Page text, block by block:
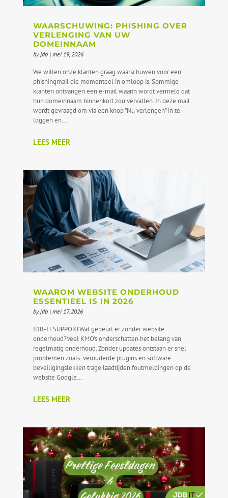
WAARSCHUWING: PHISHING OVER
VERLENGING VAN UW
DOMEINNAAM
byjdb| mei 19, 2026
We willen onze klanten graag waarschuwen voor een
phishingmail die momenteel in omloop is. Sommige
klanten ontvangen een e-mail waarin wordt vermeld dat
hun domeinnaam binnenkort zou vervallen. In deze mail
wordt gevraagd om via een knop "Nu verlengen" in te
loggen en...
LEES MEER
WAAROM WEBSITE ONDERHOUD
ESSENTIEEL IS IN 2026
byjdb| mei 17, 2026
JDB-IT SUPPORTWat gebeurt er zonder website
onderhoud?Veel KMO’s onderschatten het belang van
regelmatig onderhoud. Zonder updates ontstaan er snel
problemen zoals: verouderde plugins en software
beveiligingslekken trage laadtijden foutmeldingen op de
website Google...
LEES MEER